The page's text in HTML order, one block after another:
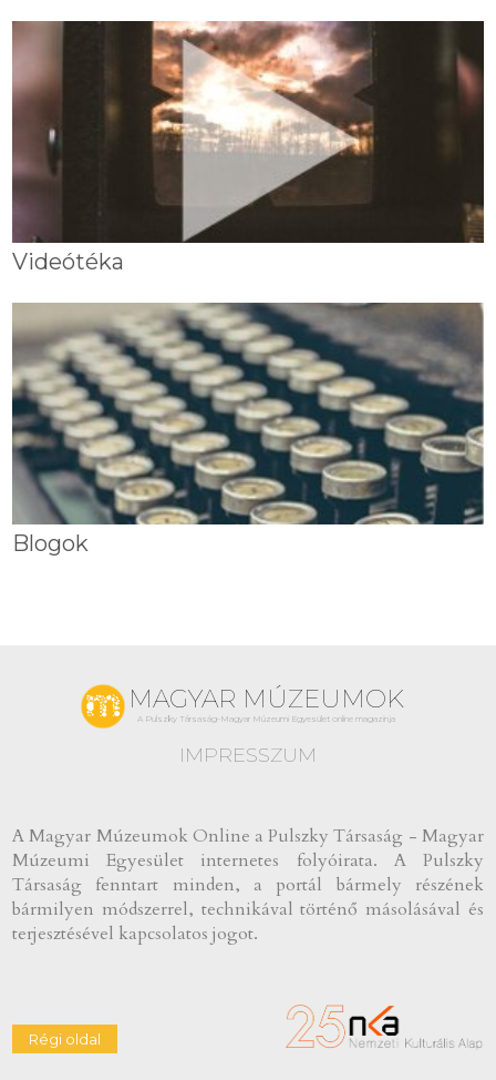
Videótéka
Blogok
MAGYAR MÚZEUMOK
A Pulszky Társaság-Magyar Múzeumi Egyesület online magazinja
IMPRESSZUM
A Magyar Múzeumok Online a Pulszky Társaság - Magyar
Múzeumi Egyesület internetes folyóirata. A Pulszky
Társaság fenntart minden, a portál bármely részének
bármilyen módszerrel, technikával történő másolásával és
terjesztésével kapcsolatos jogot.